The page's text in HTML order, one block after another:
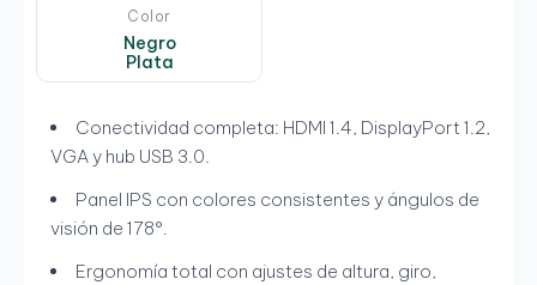
Color
Negro
Plata
Conectividad completa: HDMI 1.4, DisplayPort 1.2,
VGA y hub USB 3.0.
Panel IPS con colores consistentes y ángulos de
visión de 178°.
Ergonomía total con ajustes de altura, giro,